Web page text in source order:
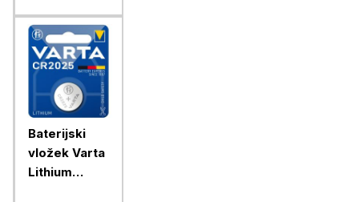
Baterijski
vložek Varta
Lithium